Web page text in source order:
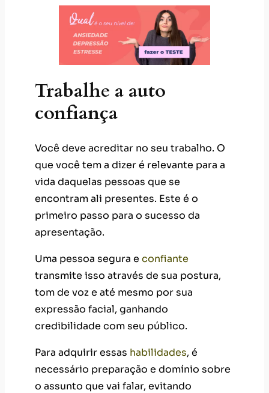
Trabalhe a auto
confiança
Você deve acreditar no seu trabalho. O
que você tem a dizer é relevante para a
vida daquelas pessoas que se
encontram ali presentes. Este é o
primeiro passo para o sucesso da
apresentação.
Uma pessoa segura e confiante
transmite isso através de sua postura,
tom de voz e até mesmo por sua
expressão facial, ganhando
credibilidade com seu público.
Para adquirir essas habilidades, é
necessário preparação e domínio sobre
o assunto que vai falar, evitando